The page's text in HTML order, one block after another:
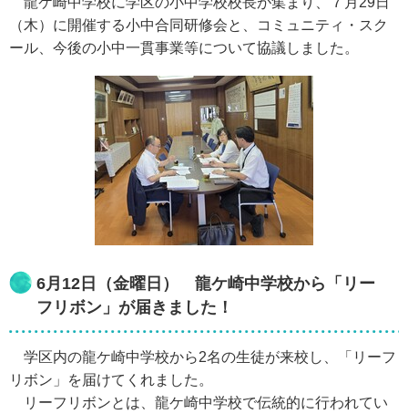
（木）に開催する小中合同研修会と、コミュニティ・スク
ール、今後の小中一貫事業等について協議しました。
6月12日（金曜日） 龍ケ崎中学校から「リー
フリボン」が届きました！
学区内の龍ケ崎中学校から2名の生徒が来校し、「リーフ
リボン」を届けてくれました。
リーフリボンとは、龍ケ崎中学校で伝統的に行われてい